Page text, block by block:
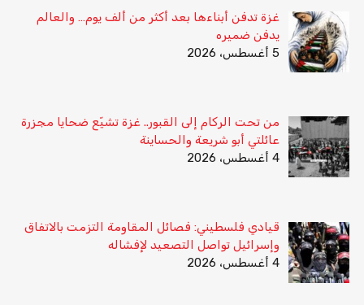
غزة تدفن أبناءها بعد أكثر من ألف يوم… والعالم
يدفن ضميره
5 أغسطس، 2026
من تحت الركام إلى القبور.. غزة تشيّع ضحايا مجزرة
عائلتي أبو شريعة والحساينة
4 أغسطس، 2026
قيادي فلسطيني: فصائل المقاومة التزمت بالاتفاق
وإسرائيل تواصل التصعيد لإفشاله
4 أغسطس، 2026